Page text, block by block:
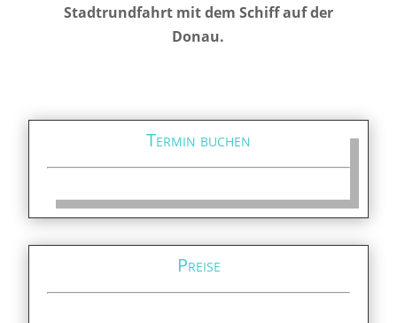
Stadtrundfahrt mit dem Schiff auf der
Donau.
Termin buchen
Preise